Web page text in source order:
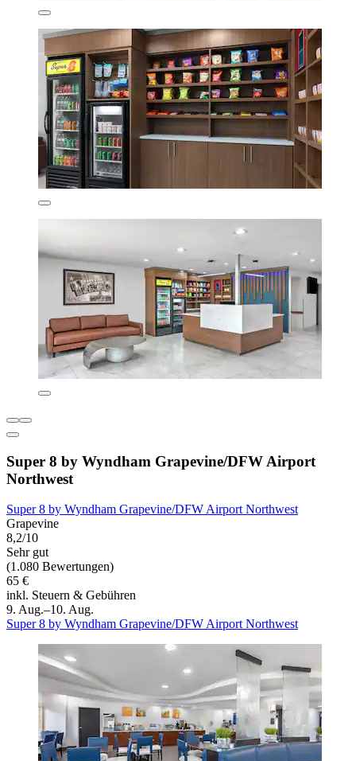
Super 8 by Wyndham Grapevine/DFW Airport
Northwest
Super 8 by Wyndham Grapevine/DFW Airport Northwest
Grapevine
8,2/10
Sehr gut
(1.080 Bewertungen)
65 €
inkl. Steuern & Gebühren
9. Aug.–10. Aug.
Super 8 by Wyndham Grapevine/DFW Airport Northwest